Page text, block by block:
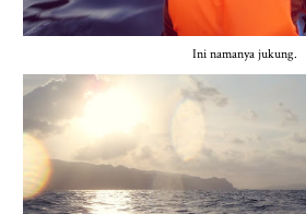
Ini namanya jukung.